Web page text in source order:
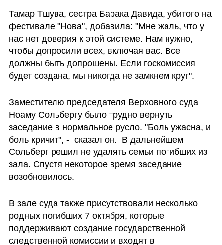
Тамар Тшува, сестра Барака Давида, убитого на
фестивале "Нова", добавила: "Мне жаль, что у
нас нет доверия к этой системе. Нам нужно,
чтобы допросили всех, включая вас. Все
должны быть допрошены. Если госкомиссия
будет создана, мы никогда не замкнем круг".
Заместителю председателя Верховного суда
Ноаму Сольбергу было трудно вернуть
заседание в нормальное русло. "Боль ужасна, и
боль кричит", -  сказал он.  В дальнейшем
Сольберг решил не удалять семьи погибших из
зала. Спустя некоторое время заседание
возобновилось.
В зале суда также присутствовали несколько
родных погибших 7 октября, которые
поддерживают создание государственной
следственной комиссии и входят в